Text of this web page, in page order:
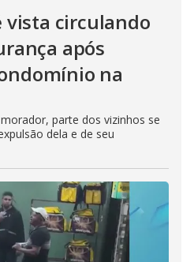
circulando
após
na
parte dos vizinhos se
dela e de seu